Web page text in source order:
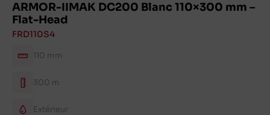
ARMOR-IIMAK DC200 Blanc 110×300 mm –
Flat-Head
FRD110S4
110 mm
300 m
Extérieur